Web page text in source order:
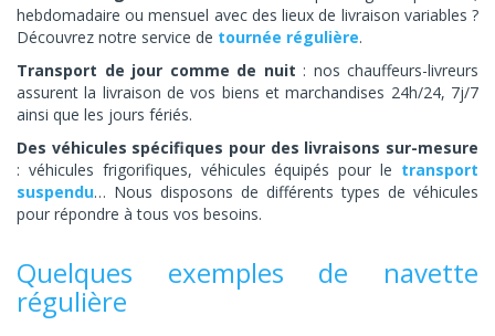
hebdomadaire ou mensuel avec des lieux de livraison variables ?
Découvrez notre service de tournée régulière.
Transport de jour comme de nuit : nos chauffeurs-livreurs
assurent la livraison de vos biens et marchandises 24h/24, 7j/7
ainsi que les jours fériés.
Des véhicules spécifiques pour des livraisons sur-mesure
: véhicules frigorifiques, véhicules équipés pour le transport
suspendu… Nous disposons de différents types de véhicules
pour répondre à tous vos besoins.
Quelques exemples de navette
régulière